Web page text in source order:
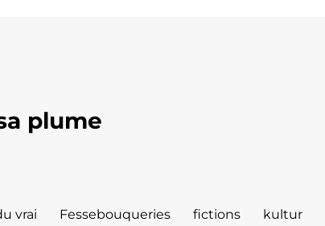
plume
vrai Fessebouqueries fictions kultur